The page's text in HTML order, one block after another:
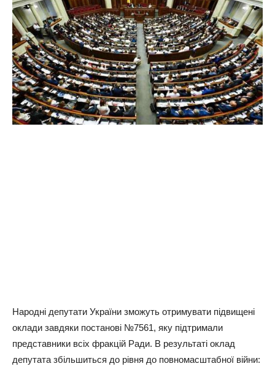
Народні депутати України зможуть отримувати підвищені
оклади завдяки постанові №7561, яку підтримали
представники всіх фракцій Ради. В результаті оклад
депутата збільшиться до рівня до повномасштабної війни: